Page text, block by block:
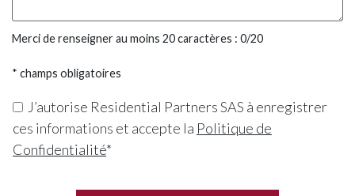
Merci de renseigner au moins 20 caractères : 0/20
* champs obligatoires
J’autorise Residential Partners SAS à enregistrer
ces informations et accepte la Politique de
Confidentialité*